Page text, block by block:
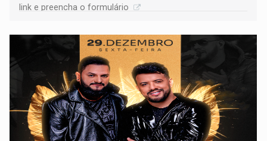
link e preencha o formulário